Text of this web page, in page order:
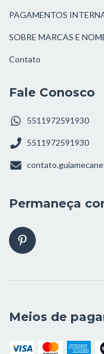
PAGAMENTOS
SOBRE MARCAS E
Contato
Fale Conosco
5511972591930
5511972591930
Permaneça
Meios de